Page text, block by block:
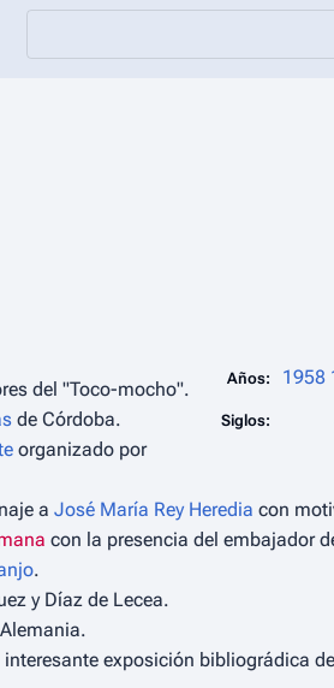
Años: 1958
Siglos:
del "Toco-mocho".
de Córdoba.
organizado por
a José María Rey Heredia con
con la presencia del embajador
.
y Díaz de Lecea.
interesante exposición bibliográdica